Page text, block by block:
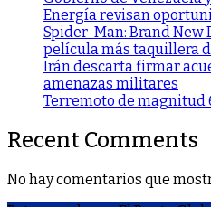
Energía revisan
Spider-Man: Brand New
película más taquillera
Irán descarta firmar
amenazas militares
Terremoto de magnitud
Recent Comments
No hay comentarios que